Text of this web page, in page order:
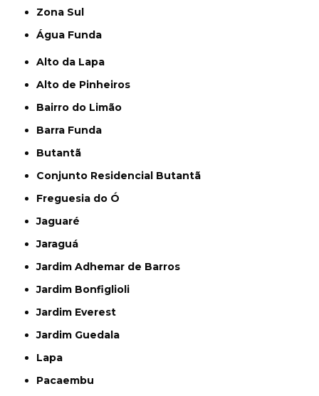
Zona Sul
Água Funda
Alto da Lapa
Alto de Pinheiros
Bairro do Limão
Barra Funda
Butantã
Conjunto Residencial Butantã
Freguesia do Ó
Jaguaré
Jaraguá
Jardim Adhemar de Barros
Jardim Bonfiglioli
Jardim Everest
Jardim Guedala
Lapa
Pacaembu